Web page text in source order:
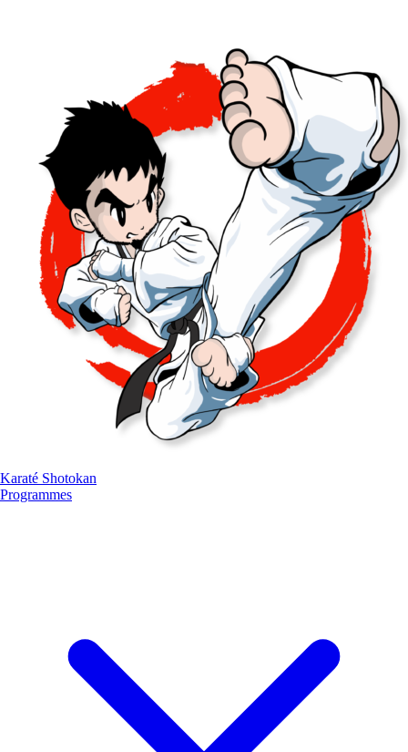
Karaté Shotokan
Programmes